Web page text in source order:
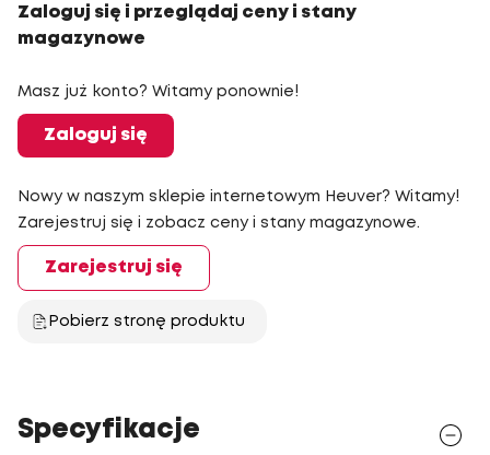
Zaloguj się i przeglądaj ceny i stany
magazynowe
Masz już konto? Witamy ponownie!
Zaloguj się
Nowy w naszym sklepie internetowym Heuver? Witamy!
Zarejestruj się i zobacz ceny i stany magazynowe.
Zarejestruj się
Pobierz stronę produktu
Specyfikacje